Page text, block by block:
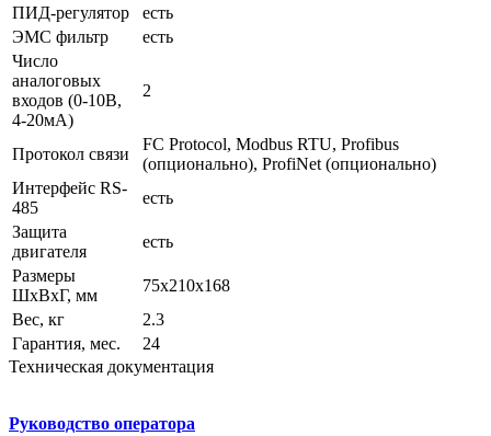
ПИД-регулятор
есть
ЭМС фильтр
есть
Число
аналоговых
входов (0-10В,
4-20мА)
2
Протокол связи
FC Protocol, Modbus RTU, Profibus
(опционально), ProfiNet (опционально)
Интерфейс RS-
485
есть
Защита
двигателя
есть
Размеры
ШхВхГ, мм
75х210х168
Вес, кг
2.3
Гарантия, мес.
24
Техническая документация
Руководство оператора